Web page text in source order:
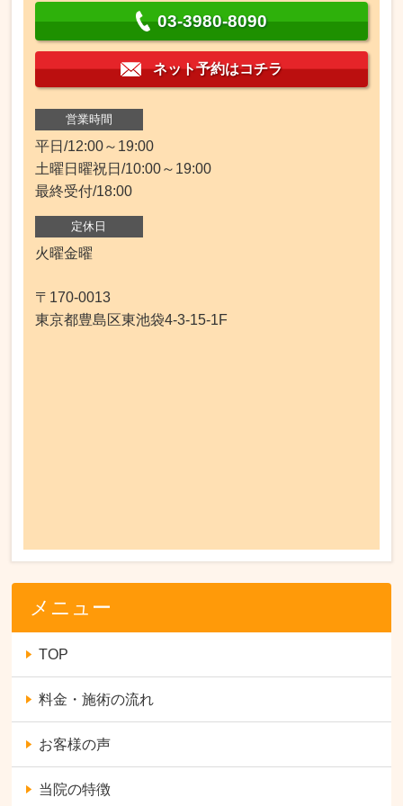
03-3980-8090
ネット予約はコチラ
営業時間
平日/12:00～19:00
土曜日曜祝日/10:00～19:00
最終受付/18:00
定休日
火曜金曜
〒170-0013
東京都豊島区東池袋4-3-15-1F
メニュー
TOP
料金・施術の流れ
お客様の声
当院の特徴